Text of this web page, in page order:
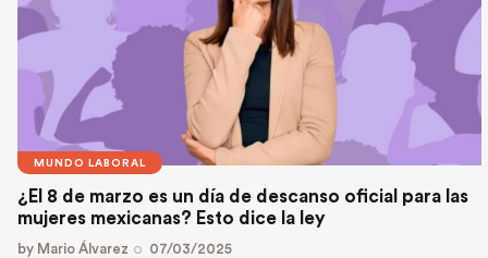
MUNDO LABORAL
¿El 8 de marzo es un día de descanso oficial para las
mujeres mexicanas? Esto dice la ley
by Mario Álvarez 07/03/2025